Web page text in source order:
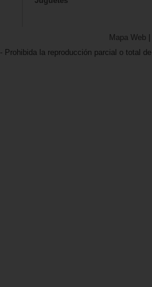
Mapa Web
- Prohibida la reproducción parcial o total